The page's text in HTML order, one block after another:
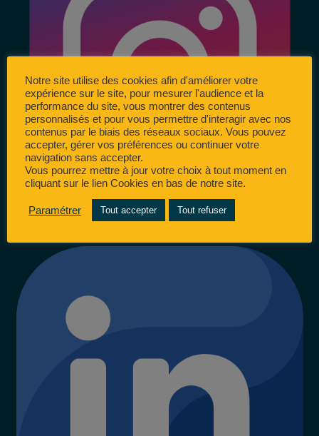
Notre site utilise des cookies afin d'améliorer votre
expérience sur le site, pour mesurer l'audience et la
performance du site, vous montrer des contenus
personnalisés et pour vous permettre d'interagir avec nos
contenus par le biais des réseaux sociaux. Vous pouvez
accepter, gérer vos préférences ou continuer votre
navigation sans accepter.
Vous pourrez mettre à jour votre choix à tout moment en
cliquant sur le lien Cookies en bas de notre site.
Paramétrer Tout accepter Tout refuser